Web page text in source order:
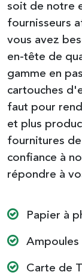
soit de notre
fournisseurs
vous avez
en-tête de
gamme en
cartouches
faut pour
et plus
fournitures
confiance à
répondre à
Papier à
Ampoules
Carte de